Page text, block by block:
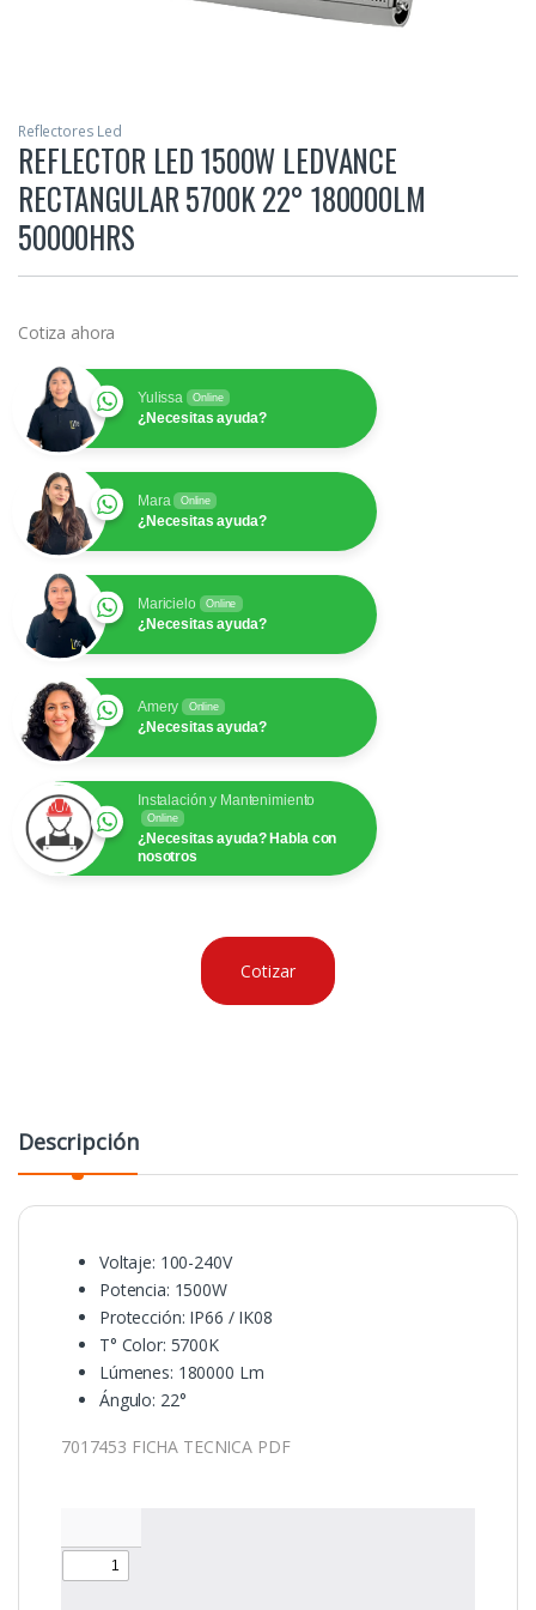
Reflectores Led
REFLECTOR LED 1500W LEDVANCE
RECTANGULAR 5700K 22° 180000LM
50000HRS
Cotiza ahora
Yulissa Online
¿Necesitas ayuda?
Mara Online
¿Necesitas ayuda?
Maricielo Online
¿Necesitas ayuda?
Amery Online
¿Necesitas ayuda?
Instalación y Mantenimiento
Online
¿Necesitas ayuda? Habla con
nosotros
Cotizar
Descripción
Voltaje: 100-240V
Potencia: 1500W
Protección: IP66 / IK08
T° Color: 5700K
Lúmenes: 180000 Lm
Ángulo: 22°
7017453 FICHA TECNICA PDF